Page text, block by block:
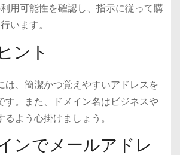
用可能性を確認し、指示に従って購
います。
ント
は、簡潔かつ覚えやすいアドレスを
す。また、ドメイン名はビジネスや
よう心掛けましょう。
ンでメールアドレ